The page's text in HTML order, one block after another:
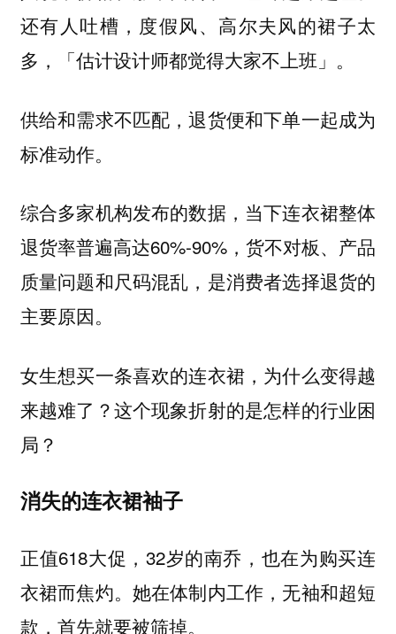
还有人吐槽，度假风、高尔夫风的裙子太
多，「估计设计师都觉得大家不上班」。
供给和需求不匹配，退货便和下单一起成为
标准动作。
综合多家机构发布的数据，当下连衣裙整体
退货率普遍高达60%-90%，货不对板、产品
质量问题和尺码混乱，是消费者选择退货的
主要原因。
女生想买一条喜欢的连衣裙，为什么变得越
来越难了？这个现象折射的是怎样的行业困
局？
消失的连衣裙袖子
正值618大促，32岁的南乔，也在为购买连
衣裙而焦灼。她在体制内工作，无袖和超短
款，首先就要被筛掉。